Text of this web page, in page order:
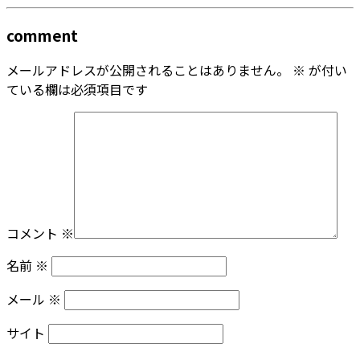
comment
メールアドレスが公開されることはありません。 ※ が付い
ている欄は必須項目です
コメント ※
名前 ※
メール ※
サイト